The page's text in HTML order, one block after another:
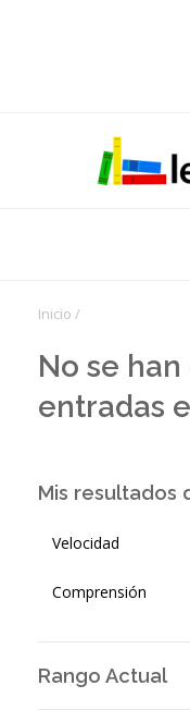
Inicio /
No se
entradas
Mis resultados
Velocidad
Comprensión
Rango Actual